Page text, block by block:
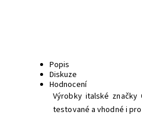
Popis
Diskuze
Hodnocení
Výrobky italské
testované a vhodné i